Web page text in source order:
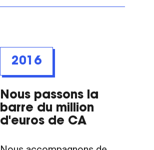
2016
Nous passons la
barre du million
d'euros de CA